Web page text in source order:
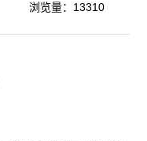
浏览量：13310